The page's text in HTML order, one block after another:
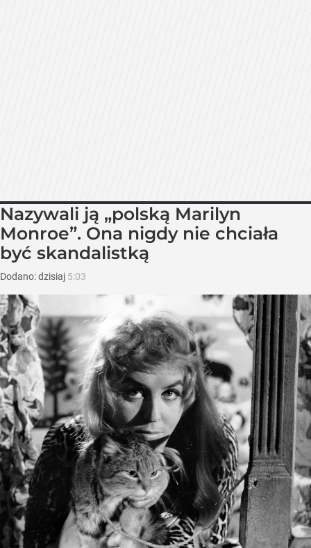
Nazywali ją „polską Marilyn
Monroe”. Ona nigdy nie chciała
być skandalistką
Dodano:dzisiaj 5:03